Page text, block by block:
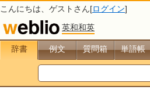
こんにちは、 ゲスト さん[ログイン]
英和和英
辞書 例文 質問箱 単語帳